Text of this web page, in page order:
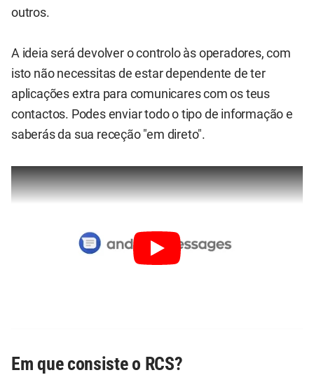
outros.
A ideia será devolver o controlo às operadores, com
isto não necessitas de estar dependente de ter
aplicações extra para comunicares com os teus
contactos. Podes enviar todo o tipo de informação e
saberás da sua receção "em direto".
Em que consiste o RCS?